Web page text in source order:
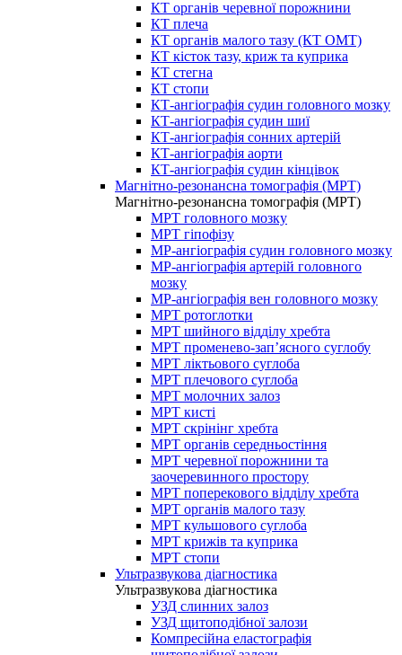
КТ органів черевної порожнини
КТ плеча
КТ органів малого тазу (КТ ОМТ)
КТ кісток тазу, криж та куприка
КТ стегна
КТ стопи
КТ-ангіографія судин головного мозку
КТ-ангіографія судин шиї
КТ-ангіографія сонних артерій
КТ-ангіографія аорти
КТ-ангіографія судин кінцівок
Магнітно-резонансна томографія (МРТ)
Магнітно-резонансна томографія (МРТ)
МРТ головного мозку
МРТ гіпофізу
МР-ангіографія судин головного мозку
МР-ангіографія артерій головного
мозку
МР-ангіографія вен головного мозку
МРТ ротоглотки
МРТ шийного відділу хребта
МРТ променево-зап’ясного суглобу
МРТ ліктьового суглоба
МРТ плечового суглоба
МРТ молочних залоз
МРТ кисті
МРТ скрінінг хребта
МРТ органів середньостіння
МРТ черевної порожнини та
заочеревинного простору
МРТ поперекового відділу хребта
МРТ органів малого тазу
МРТ кульшового суглоба
МРТ крижів та куприка
МРТ стопи
Ультразвукова діагностика
Ультразвукова діагностика
УЗД слинних залоз
УЗД щитоподібної залози
Компресійна еластографія